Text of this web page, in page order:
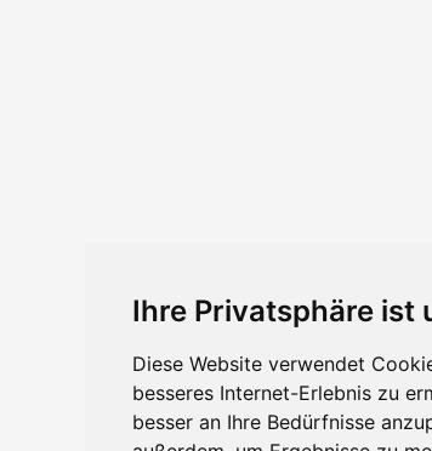
Ihre Privatsphäre ist
Diese Website verwendet
besseres Internet-Erlebnis zu
besser an Ihre Bedürfnisse